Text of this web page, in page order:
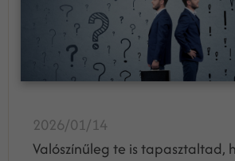
2026/01/14
Valószínűleg te is tapasztaltad,